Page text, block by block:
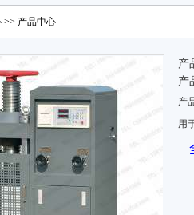
>> 产品中心
产
产
产
用